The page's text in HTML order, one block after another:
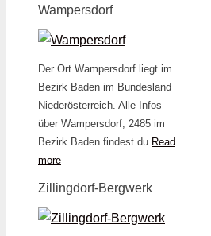
Wampersdorf
Der Ort Wampersdorf liegt im
Bezirk Baden im Bundesland
Niederösterreich. Alle Infos
über Wampersdorf, 2485 im
Bezirk Baden findest du Read
more
Zillingdorf-Bergwerk